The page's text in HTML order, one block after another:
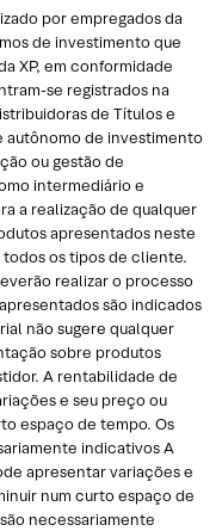
por empregados da
de investimento que
XP, em conformidade
se registrados na
de Títulos e
autônomo de investimento
ou gestão de
intermediário e
a realização de qualquer
apresentados neste
os tipos de cliente.
realizar o processo
são indicados
não sugere qualquer
sobre produtos
A rentabilidade de
e seu preço ou
espaço de tempo. Os
indicativos A
apresentar variações e
num curto espaço de
necessariamente